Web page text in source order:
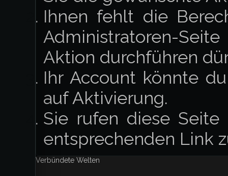
Ihnen fehlt die
Administratoren-
Aktion durchführen
Ihr Account könnte
auf Aktivierung.
Sie rufen diese
entsprechenden Link
Verbündete Welten